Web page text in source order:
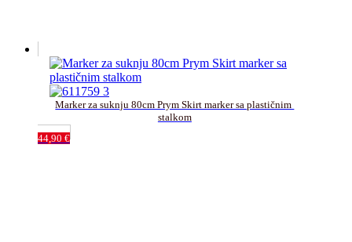
Marker za suknju 80cm Prym Skirt marker sa plastičnim
stalkom
44,90 €